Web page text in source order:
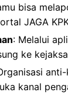
bisa
JAGA
: Melalui
ke
kanal